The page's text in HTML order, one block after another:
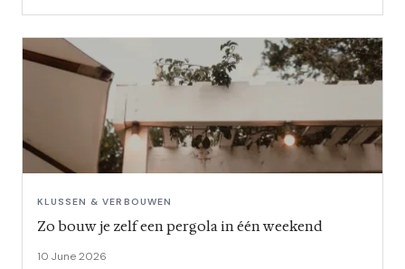
KLUSSEN & VERBOUWEN
Zo bouw je zelf een pergola in één weekend
10 June 2026